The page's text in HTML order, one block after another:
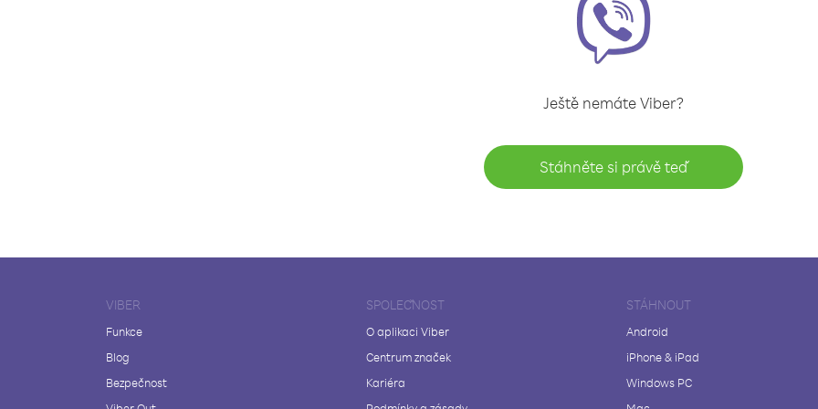
Ještě nemáte Viber?
Stáhněte si právě teď
VIBER
Funkce
Blog
Bezpečnost
SPOLEČNOST
O aplikaci Viber
Centrum značek
Kariéra
STÁHNOUT
Android
iPhone & iPad
Windows PC